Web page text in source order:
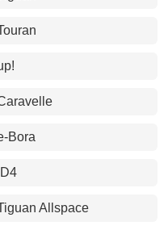
Bora
ID4
Allspace